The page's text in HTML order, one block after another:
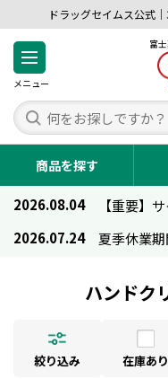
ドラッグセイムス公式
メニュー
富
商品を探す
2026.08.04
2026.07.24
ハンドク
絞り込み 在庫あり